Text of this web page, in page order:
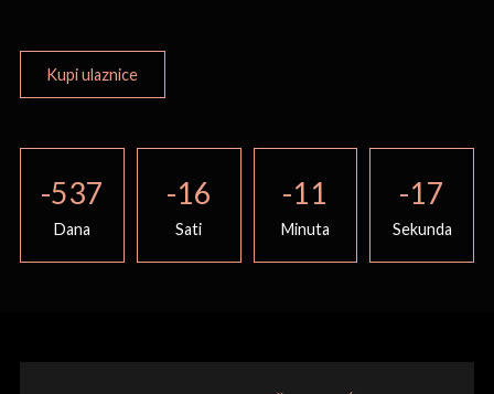
Kupi ulaznice
-537
Dana
-16
Sati
-11
Minuta
-17
Sekunda